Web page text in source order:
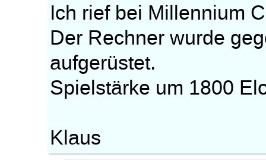
Ich rief bei Millennium
Der Rechner wurde
aufgerüstet.
Spielstärke um 1800
Klaus